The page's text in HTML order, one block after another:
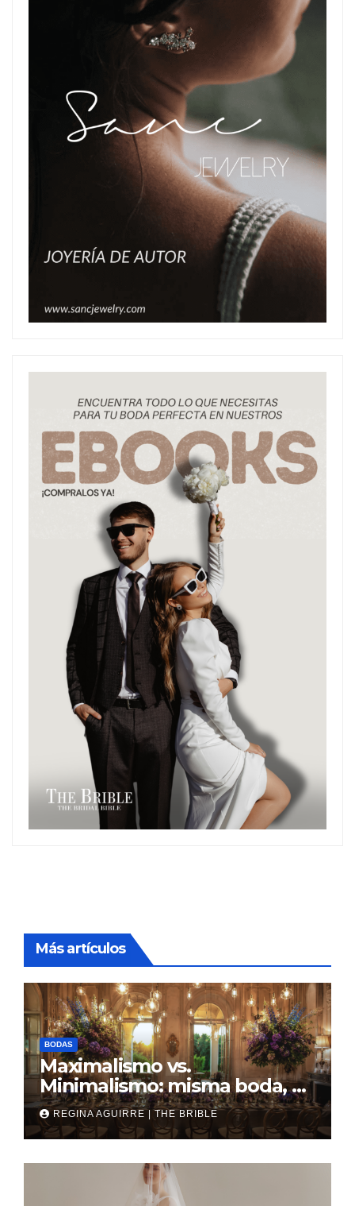
Más artículos
BODAS
Maximalismo vs.
Minimalismo: misma boda, al
revés
REGINA AGUIRRE | THE BRIBLE